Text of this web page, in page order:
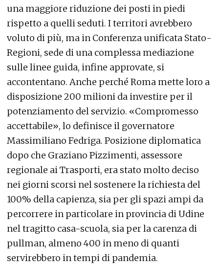
una maggiore riduzione dei posti in piedi
rispetto a quelli seduti. I territori avrebbero
voluto di più, ma in Conferenza unificata Stato-
Regioni, sede di una complessa mediazione
sulle linee guida, infine approvate, si
accontentano. Anche perché Roma mette loro a
disposizione 200 milioni da investire per il
potenziamento del servizio. «Compromesso
accettabile», lo definisce il governatore
Massimiliano Fedriga. Posizione diplomatica
dopo che Graziano Pizzimenti, assessore
regionale ai Trasporti, era stato molto deciso
nei giorni scorsi nel sostenere la richiesta del
100% della capienza, sia per gli spazi ampi da
percorrere in particolare in provincia di Udine
nel tragitto casa-scuola, sia per la carenza di
pullman, almeno 400 in meno di quanti
servirebbero in tempi di pandemia.